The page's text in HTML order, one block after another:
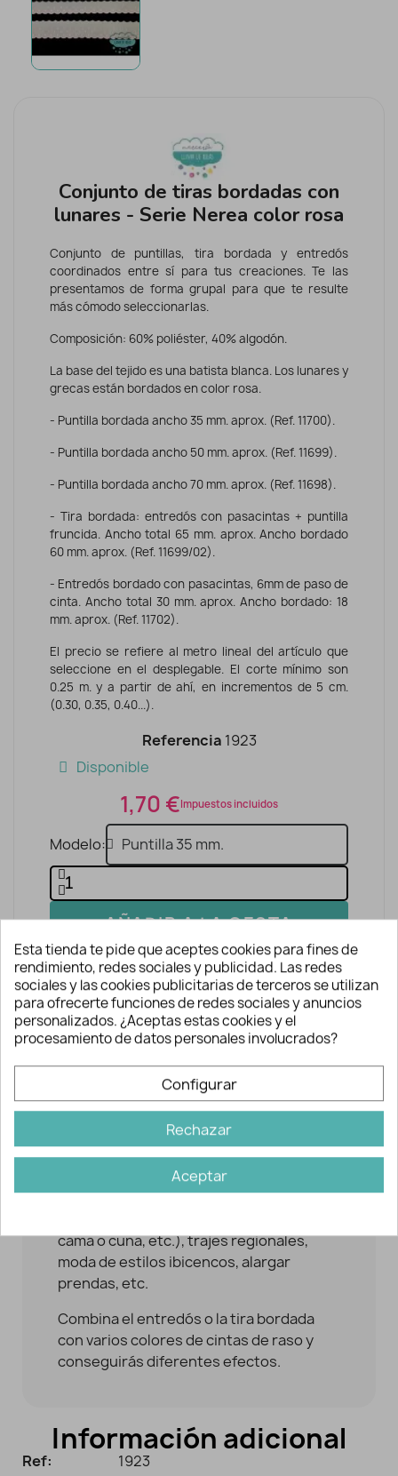
Conjunto de tiras bordadas con
lunares - Serie Nerea color rosa
Conjunto de puntillas, tira bordada y entredós
coordinados entre sí para tus creaciones. Te las
presentamos de forma grupal para que te resulte
más cómodo seleccionarlas.
Composición: 60% poliéster, 40% algodón.
La base del tejido es una batista blanca. Los lunares y
grecas están bordados en color rosa.
- Puntilla bordada ancho 35 mm. aprox. (Ref. 11700).
- Puntilla bordada ancho 50 mm. aprox. (Ref. 11699).
- Puntilla bordada ancho 70 mm. aprox. (Ref. 11698).
- Tira bordada: entredós con pasacintas + puntilla
fruncida. Ancho total 65 mm. aprox. Ancho bordado
60 mm. aprox. (Ref. 11699/02).
- Entredós bordado con pasacintas, 6mm de paso de
cinta. Ancho total 30 mm. aprox. Ancho bordado: 18
mm. aprox. (Ref. 11702).
El precio se refiere al metro lineal del artículo que
seleccione en el desplegable. El corte mínimo son
0.25 m. y a partir de ahí, en incrementos de 5 cm.
(0.30, 0.35, 0.40...).
Referencia 1923
Disponible
1,70 €Impuestos incluidos
Modelo
AÑADIR A LA CESTA
Descripción y detalles
Se suelen emplear como elemento
decorativo en confección infantil (tanto
prendas como complementos), ropa de
cama o cuna, etc.), trajes regionales,
moda de estilos ibicencos, alargar
prendas, etc.
Combina el entredós o la tira bordada
con varios colores de cintas de raso y
conseguirás diferentes efectos.
Información adicional
Ref:
1923
Esta tienda te pide que aceptes cookies para fines de
rendimiento, redes sociales y publicidad. Las redes
sociales y las cookies publicitarias de terceros se utilizan
para ofrecerte funciones de redes sociales y anuncios
personalizados. ¿Aceptas estas cookies y el
procesamiento de datos personales involucrados?
Configurar
Rechazar
Aceptar